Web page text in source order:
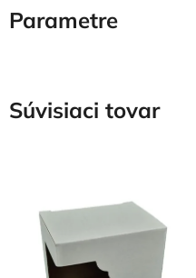
Parametre
Súvisiaci tovar